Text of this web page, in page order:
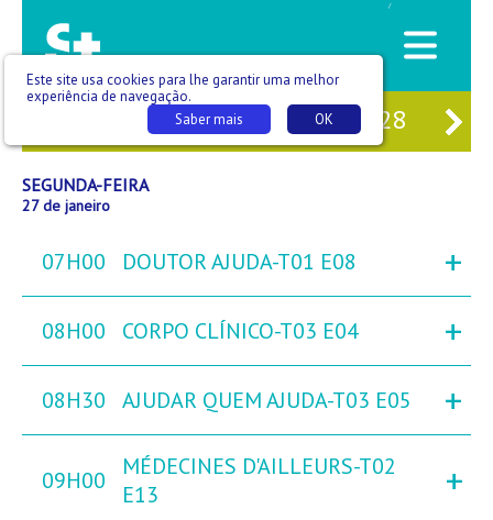
/
26 SEG 27 TER 28
SEGUNDA-FEIRA
27 de janeiro
07H00 DOUTOR AJUDA-T01 E08 +
08H00 CORPO CLÍNICO-T03 E04 +
08H30 AJUDAR QUEM AJUDA-T03 E05 +
09H00
MÉDECINES D'AILLEURS-T02
E13
+
Este site usa cookies para lhe garantir uma melhor
experiência de navegação.
OK
Saber mais